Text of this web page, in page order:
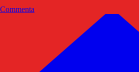
Commenta